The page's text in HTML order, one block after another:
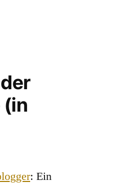
(in
: Ein